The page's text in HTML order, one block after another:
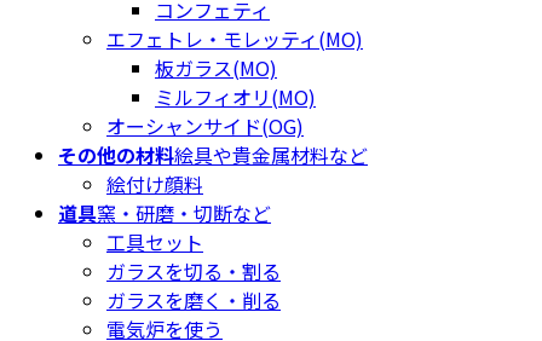
コンフェティ
エフェトレ・モレッティ(MO)
板ガラス(MO)
ミルフィオリ(MO)
オーシャンサイド(OG)
その他の材料絵具や貴金属材料など
絵付け顔料
道具窯・研磨・切断など
工具セット
ガラスを切る・割る
ガラスを磨く・削る
電気炉を使う